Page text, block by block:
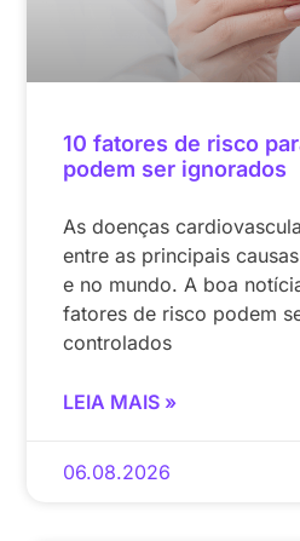
10 fatores de risco
podem ser ignorados
As doenças
entre as principais
e no mundo. A boa
fatores de risco podem
controlados
LEIA MAIS »
06.08.2026